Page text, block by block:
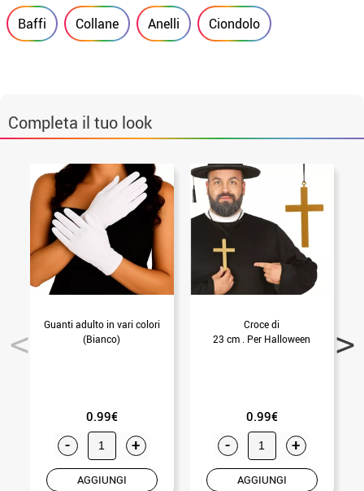
Baffi Collane Anelli Ciondolo
Completa il tuo look
Guanti adulto in vari colori
(Bianco)
0.99€
- +
AGGIUNGI
Croce di
23 cm . Per Halloween
0.99€
- +
AGGIUNGI